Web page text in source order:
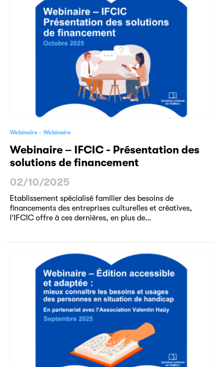
Webinaire Webinaire
Webinaire – IFCIC - Présentation des
solutions de financement
02/10/2025
Etablissement spécialisé familier des besoins de
financements des entreprises culturelles et créatives,
l’IFCIC offre à ces dernières, en plus de…